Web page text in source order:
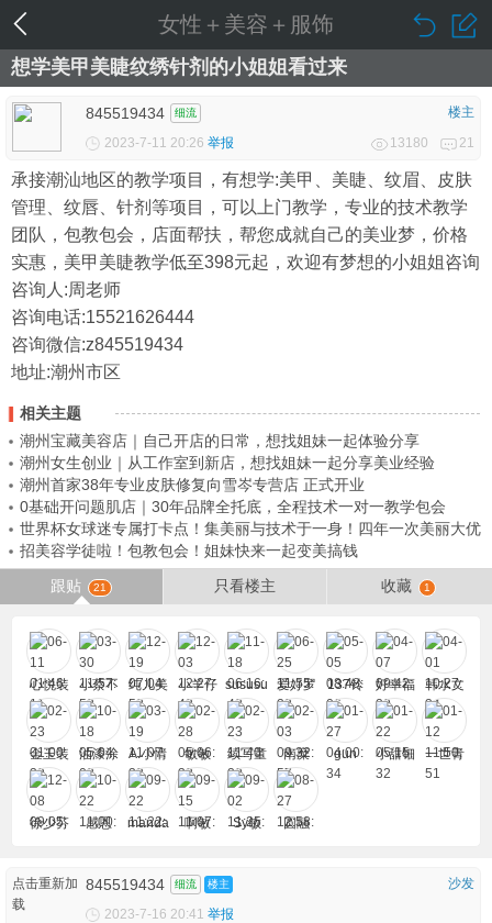
女性＋美容＋服饰
想学美甲美睫纹绣针剂的小姐姐看过来
845519434 细流
楼主
2023-7-11 20:26 举报 13180 21
承接潮汕地区的教学项目，有想学:美甲、美睫、纹眉、皮肤
管理、纹唇、针剂等项目，可以上门教学，专业的技术教学
团队，包教包会，店面帮扶，帮您成就自己的美业梦，价格
实惠，美甲美睫教学低至398元起，欢迎有梦想的小姐姐咨询
咨询人:周老师
咨询电话:15521626444
咨询微信:z845519434
地址:潮州市区
相关主题
潮州宝藏美容店｜自己开店的日常，想找姐妹一起体验分享
潮州女生创业｜从工作室到新店，想找姐妹一起分享美业经验
潮州首家38年专业皮肤修复向雪岑专营店 正式开业
0基础开问题肌店｜30年品牌全托底，全程技术一对一教学包会
世界杯女球迷专属打卡点！集美丽与技术于一身！四年一次美丽大优
惠，欢迎您来解锁
招美容学徒啦！包教包会！姐妹快来一起变美搞钱
跟贴
21 只看楼主 收藏 1
心悦装
修
小蔡不
菜
纯儿美
容
小羊仔 sususu
爱好罗
汉鱼
137铃
一
好幸福
韩水文
化
金玉装
修公司
油漆涂
料刮涂
A.小情
绪
敏敏
续写童
话
南糜 gun 小甜钿
一世青
竹
徐少芬 感恩 manda 啊敏 Sy敏 圆融
点击重新加
载
845519434 细流 楼主
沙发
2023-7-16 20:41 举报